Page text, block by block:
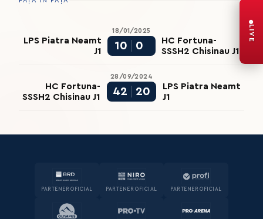
18/01/2025
LPS Piatra Neamt
J1
10 0
HC Fortuna-
SSSH2 Chisinau J1
28/09/2024
HC Fortuna-
SSSH2 Chisinau J1
42 20
LPS Piatra Neamt
J1
PARTENER OFICIAL PARTENER OFICIAL PARTENER OFICIAL
LIVE